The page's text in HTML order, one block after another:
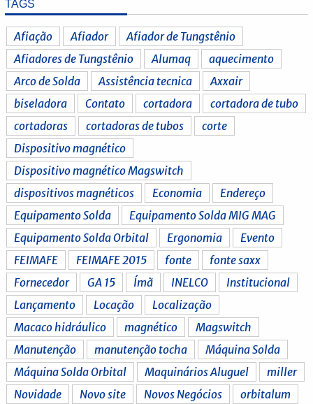
TAGS
Afiação Afiador
Afiador de Tungstênio
Afiadores de Tungstênio
Alumaq
aquecimento
Arco de Solda
Assistência tecnica
Axxair
biseladora
Contato cortadora
cortadora de tubo
cortadoras
cortadoras de tubos
corte
Dispositivo magnético
Dispositivo magnético Magswitch
dispositivos magnéticos
Economia
Endereço
Equipamento Solda
Equipamento Solda MIG MAG
Equipamento Solda Orbital
Ergonomia
Evento
FEIMAFE
FEIMAFE 2015 fonte
fonte saxx
Fornecedor
GA 15 Ímã INELCO
Institucional
Lançamento
Locação
Localização
Macaco hidráulico
magnético
Magswitch
Manutenção
manutenção tocha
Máquina Solda
Máquina Solda Orbital
Maquinários Aluguel
miller
Novidade
Novo site Novos Negócios
orbitalum